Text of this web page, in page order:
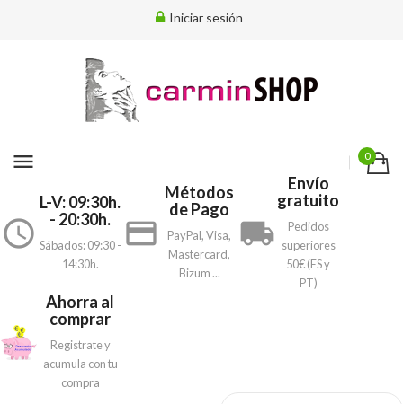
Iniciar sesión
menu 0
access_time
L-V: 09:30h.
- 20:30h.
Sábados: 09:30 -
14:30h.
payment
Métodos
de Pago
PayPal, Visa,
Mastercard,
Bizum ...
local_shipping
Envío
gratuito
Pedidos
superiores
50€ (ES y
PT)
Ahorra al
comprar
Registrate y
acumula con tu
compra